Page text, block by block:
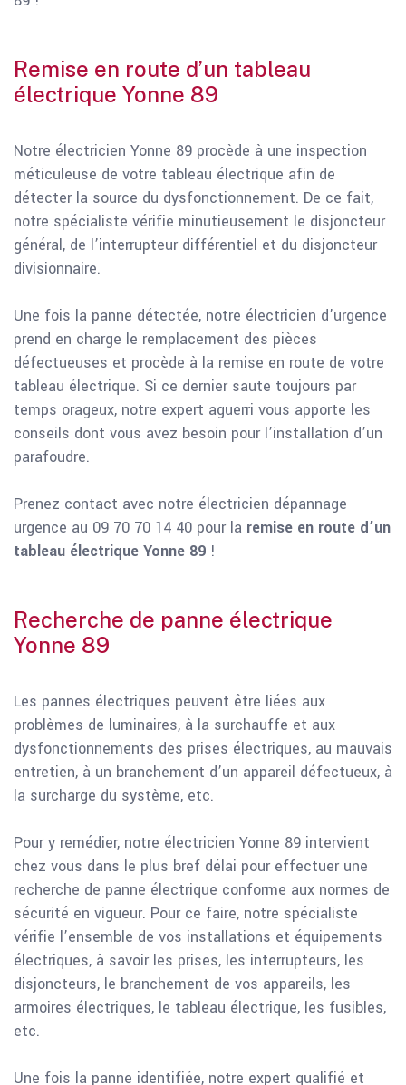
Remise en route d’un tableau
électrique Yonne 89
Notre électricien Yonne 89 procède à une inspection
méticuleuse de votre tableau électrique afin de
détecter la source du dysfonctionnement. De ce fait,
notre spécialiste vérifie minutieusement le disjoncteur
général, de l’interrupteur différentiel et du disjoncteur
divisionnaire.
Une fois la panne détectée, notre électricien d’urgence
prend en charge le remplacement des pièces
défectueuses et procède à la remise en route de votre
tableau électrique. Si ce dernier saute toujours par
temps orageux, notre expert aguerri vous apporte les
conseils dont vous avez besoin pour l’installation d’un
parafoudre.
Prenez contact avec notre électricien dépannage
urgence au 09 70 70 14 40 pour la remise en route d’un
tableau électrique Yonne 89 !
Recherche de panne électrique
Yonne 89
Les pannes électriques peuvent être liées aux
problèmes de luminaires, à la surchauffe et aux
dysfonctionnements des prises électriques, au mauvais
entretien, à un branchement d’un appareil défectueux, à
la surcharge du système, etc.
Pour y remédier, notre électricien Yonne 89 intervient
chez vous dans le plus bref délai pour effectuer une
recherche de panne électrique conforme aux normes de
sécurité en vigueur. Pour ce faire, notre spécialiste
vérifie l’ensemble de vos installations et équipements
électriques, à savoir les prises, les interrupteurs, les
disjoncteurs, le branchement de vos appareils, les
armoires électriques, le tableau électrique, les fusibles,
etc.
Une fois la panne identifiée, notre expert qualifié et